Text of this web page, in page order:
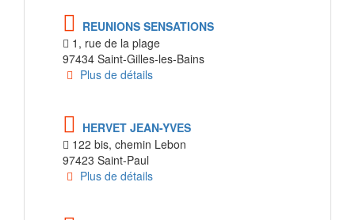
REUNIONS SENSATIONS
1, rue de la plage
97434 Saint-Gilles-les-Bains
Plus de détails
HERVET JEAN-YVES
122 bis, chemin Lebon
97423 Saint-Paul
Plus de détails